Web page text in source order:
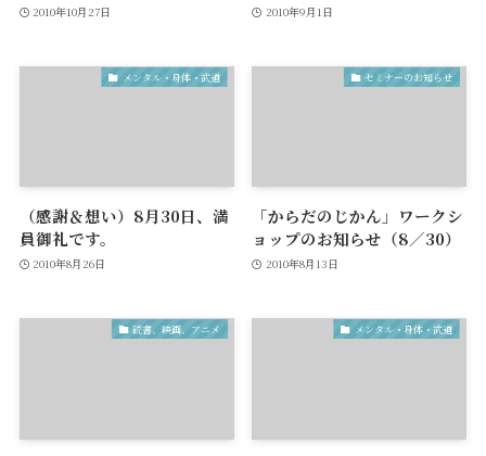
2010年10月27日 2010年9月1日
メンタル・身体・武道
（感謝＆想い）8月30日、満
員御礼です。
2010年8月26日
セミナーのお知らせ
「からだのじかん」ワークシ
ョップのお知らせ（8／30）
2010年8月13日
読書、映画、アニメ メンタル・身体・武道